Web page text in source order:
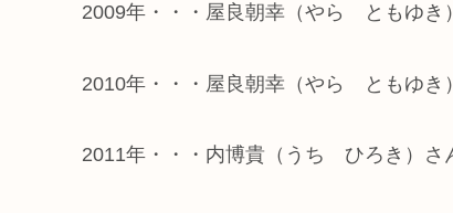
2009年・・・屋良朝幸（やら ともゆき
2010年・・・屋良朝幸（やら ともゆ
2011年・・・内博貴（うち ひろき）さ